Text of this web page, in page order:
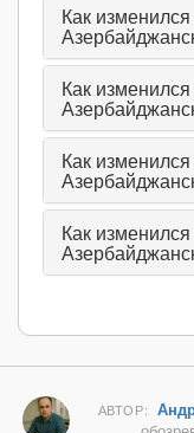
Как
Как
Как
Как
АВТОР: